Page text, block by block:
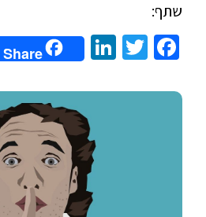
שתף:
Facebook
Twitter
LinkedIn
Share